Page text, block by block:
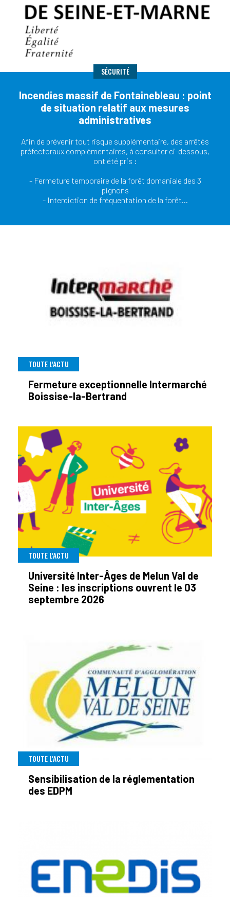
SÉCURITÉ
Incendies massif de Fontainebleau : point
de situation relatif aux mesures
administratives
Afin de prévenir tout risque supplémentaire, des arrêtés
préfectoraux complémentaires, à consulter ci-dessous,
ont été pris :
- Fermeture temporaire de la forêt domaniale des 3
pignons
- Interdiction de fréquentation de la forêt…
TOUTE L'ACTU
Fermeture exceptionnelle Intermarché
Boissise-la-Bertrand
TOUTE L'ACTU
Université Inter-Âges de Melun Val de
Seine : les inscriptions ouvrent le 03
septembre 2026
TOUTE L'ACTU
Sensibilisation de la réglementation
des EDPM